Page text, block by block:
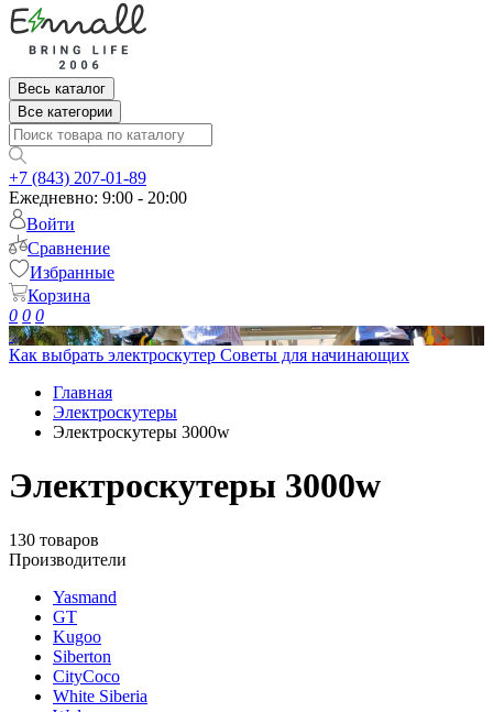
Весь каталог
Все категории
+7 (843) 207-01-89
Ежедневно: 9:00 - 20:00
Войти
Сравнение
Избранные
Корзина
0 0 0
Как выбрать электроскутер Советы для начинающих
Главная
Электроскутеры
Электроскутеры 3000w
Электроскутеры 3000w
130 товаров
Производители
Yasmand
GT
Kugoo
Siberton
CityCoco
White Siberia